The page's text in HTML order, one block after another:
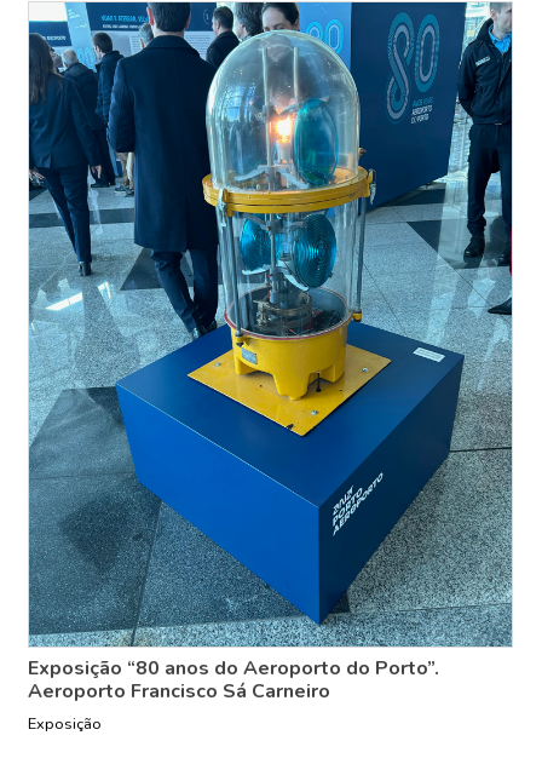
Exposição “80 anos do Aeroporto do Porto”.
Aeroporto Francisco Sá Carneiro
Exposição